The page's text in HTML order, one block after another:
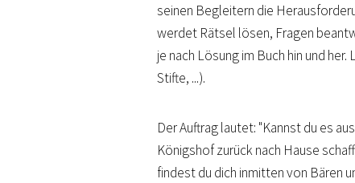
seinen Begleitern die
werdet Rätsel lösen, Fragen
je nach Lösung im Buch hin und
Stifte, ...).
Der Auftrag lautet: "Kannst du es
Königshof zurück nach Hause
findest du dich inmitten von Bären